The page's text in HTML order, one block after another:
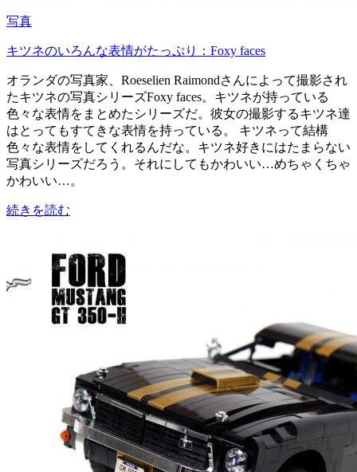
写真
キツネのいろんな表情がたっぷり：Foxy faces
オランダの写真家、Roeselien Raimondさんによって撮影され
たキツネの写真シリーズFoxy faces。キツネが持っている
色々な表情をまとめたシリーズだ。彼女の撮影するキツネ達
はとってもすてきな表情を持っている。 キツネって結構
色々な表情をしてくれるんだな。キツネ好きにはたまらない
写真シリーズだろう。それにしてもかわいい…めちゃくちゃ
かわいい…。
続きを読む